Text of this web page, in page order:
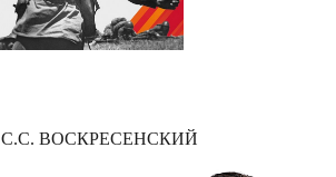
С.С. ВОСКРЕСЕНСКИЙ